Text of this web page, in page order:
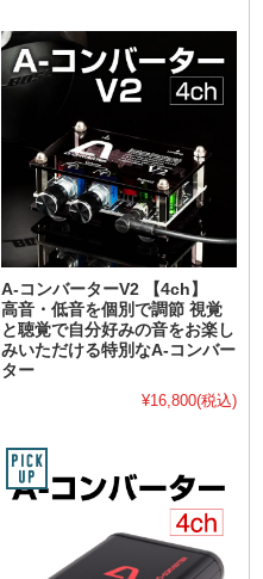
A-コンバーターV2 【4ch】
高音・低音を個別で調節 視覚
と聴覚で自分好みの音をお楽し
みいただける特別なA-コンバー
ター
¥16,800(税込)